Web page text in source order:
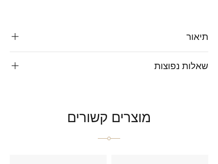
תיאור
שאלות נפוצות
מוצרים קשורים